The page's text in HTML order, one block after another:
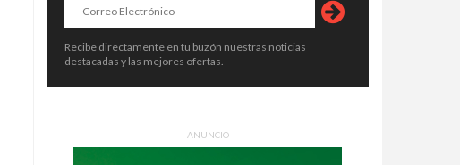
Recibe directamente en tu buzón nuestras noticias
destacadas y las mejores ofertas.
ANUNCIO